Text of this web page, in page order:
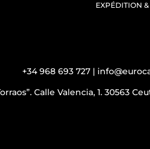
EXPÉDITION
+34 968 693 727 |
Calle Valencia, 1. 30563